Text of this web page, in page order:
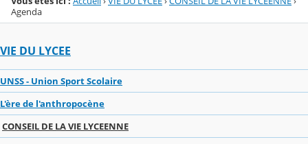
Agenda
VIE DU LYCEE
UNSS - Union Sport Scolaire
L'ère de l'anthropocène
CONSEIL DE LA VIE LYCEENNE